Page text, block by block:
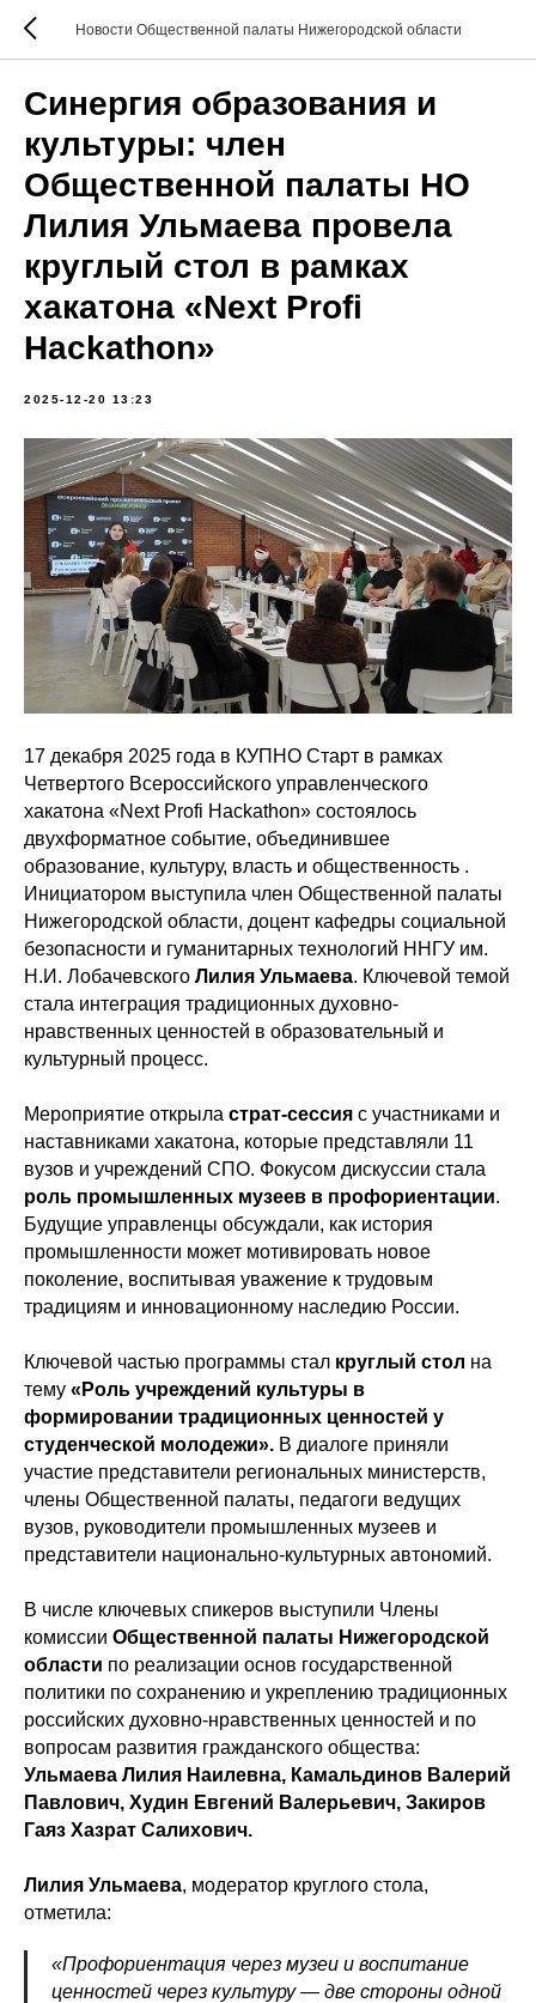
Новости Общественной палаты Нижегородской области
Синергия образования и
культуры: член
Общественной палаты НО
Лилия Ульмаева провела
круглый стол в рамках
хакатона «Next Profi
Hackathon»
2025-12-20 13:23
17 декабря 2025 года в КУПНО Старт в рамках
Четвертого Всероссийского управленческого
хакатона «Next Profi Hackathon» состоялось
двухформатное событие, объединившее
образование, культуру, власть и общественность .
Инициатором выступила член Общественной палаты
Нижегородской области, доцент кафедры социальной
безопасности и гуманитарных технологий ННГУ им.
Н.И. Лобачевского Лилия Ульмаева. Ключевой темой
стала интеграция традиционных духовно-
нравственных ценностей в образовательный и
культурный процесс.
Мероприятие открыла страт-сессия с участниками и
наставниками хакатона, которые представляли 11
вузов и учреждений СПО. Фокусом дискуссии стала
роль промышленных музеев в профориентации.
Будущие управленцы обсуждали, как история
промышленности может мотивировать новое
поколение, воспитывая уважение к трудовым
традициям и инновационному наследию России.
Ключевой частью программы стал круглый стол на
тему «Роль учреждений культуры в
формировании традиционных ценностей у
студенческой молодежи». В диалоге приняли
участие представители региональных министерств,
члены Общественной палаты, педагоги ведущих
вузов, руководители промышленных музеев и
представители национально-культурных автономий.
В числе ключевых спикеров выступили Члены
комиссии Общественной палаты Нижегородской
области по реализации основ государственной
политики по сохранению и укреплению традиционных
российских духовно-нравственных ценностей и по
вопросам развития гражданского общества:
Ульмаева Лилия Наилевна, Камальдинов Валерий
Павлович, Худин Евгений Валерьевич, Закиров
Гаяз Хазрат Салихович.
Лилия Ульмаева, модератор круглого стола,
отметила:
«Профориентация через музеи и воспитание
ценностей через культуру — две стороны одной